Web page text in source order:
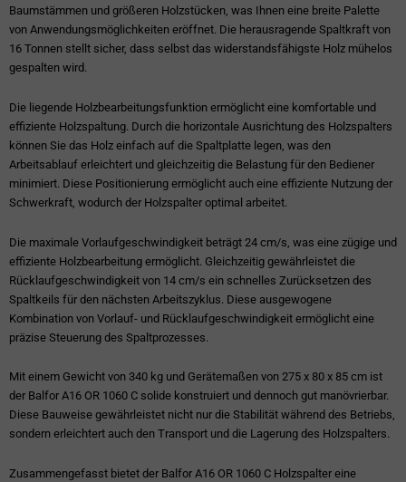
Baumstämmen und größeren Holzstücken, was Ihnen eine breite Palette
von Anwendungsmöglichkeiten eröffnet. Die herausragende Spaltkraft von
16 Tonnen stellt sicher, dass selbst das widerstandsfähigste Holz mühelos
gespalten wird.
Die liegende Holzbearbeitungsfunktion ermöglicht eine komfortable und
effiziente Holzspaltung. Durch die horizontale Ausrichtung des Holzspalters
können Sie das Holz einfach auf die Spaltplatte legen, was den
Arbeitsablauf erleichtert und gleichzeitig die Belastung für den Bediener
minimiert. Diese Positionierung ermöglicht auch eine effiziente Nutzung der
Schwerkraft, wodurch der Holzspalter optimal arbeitet.
Die maximale Vorlaufgeschwindigkeit beträgt 24 cm/s, was eine zügige und
effiziente Holzbearbeitung ermöglicht. Gleichzeitig gewährleistet die
Rücklaufgeschwindigkeit von 14 cm/s ein schnelles Zurücksetzen des
Spaltkeils für den nächsten Arbeitszyklus. Diese ausgewogene
Kombination von Vorlauf- und Rücklaufgeschwindigkeit ermöglicht eine
präzise Steuerung des Spaltprozesses.
Mit einem Gewicht von 340 kg und Gerätemaßen von 275 x 80 x 85 cm ist
der Balfor A16 OR 1060 C solide konstruiert und dennoch gut manövrierbar.
Diese Bauweise gewährleistet nicht nur die Stabilität während des Betriebs,
sondern erleichtert auch den Transport und die Lagerung des Holzspalters.
Zusammengefasst bietet der Balfor A16 OR 1060 C Holzspalter eine